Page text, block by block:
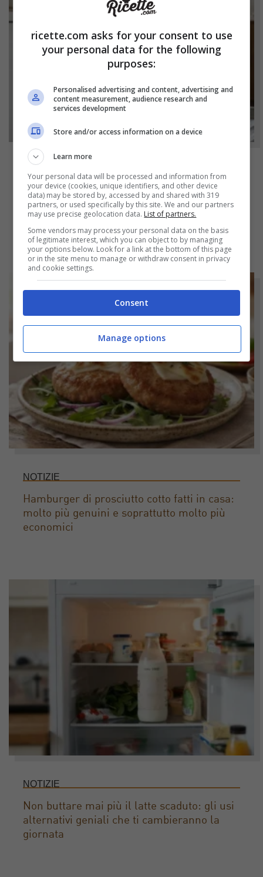
Bicchieri opachi dopo la lavastoviglie? Il
segreto naturale per farli tornare come
nuovi
NOTIZIE
Hamburger di prosciutto cotto fatti in casa:
molto più genuini e soprattutto molto più
economici
NOTIZIE
Non buttare mai più il latte scaduto: gli usi
alternativi geniali che ti cambieranno la
giornata
ricette.com asks for your consent to use
your personal data for the following
purposes:
Personalised advertising and content, advertising and
content measurement, audience research and
services development
Store and/or access information on a device
Learn more
Your personal data will be processed and information from
your device (cookies, unique identifiers, and other device
data) may be stored by, accessed by and shared with 319
partners, or used specifically by this site. We and our partners
may use precise geolocation data. List of partners.
Some vendors may process your personal data on the basis
of legitimate interest, which you can object to by managing
your options below. Look for a link at the bottom of this page
or in the site menu to manage or withdraw consent in privacy
and cookie settings.
Consent
Manage options